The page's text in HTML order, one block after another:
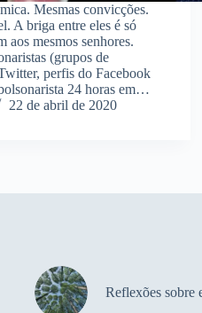
Mesmas convicções.
A briga entre eles é só
aos mesmos senhores.
(grupos de
perfis do Facebook
24 horas em…
22 de abril de 2020
Reflexões sobre